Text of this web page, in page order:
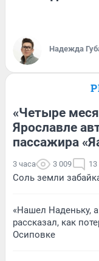
Надежда
«Четыре
Ярославле
пассажира
3 часа 3 009 13
Соль земли
«Нашел Наденьку,
рассказал, как
Осиповке